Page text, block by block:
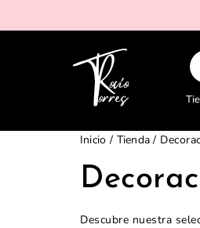
Inicio / Tienda/
Descubre nuestra